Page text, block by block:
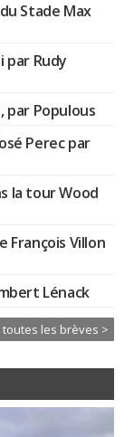
Stade Max
par Rudy
par Populous
Perec par
la tour Wood
François Villon
Lénack
toutes les brèves >